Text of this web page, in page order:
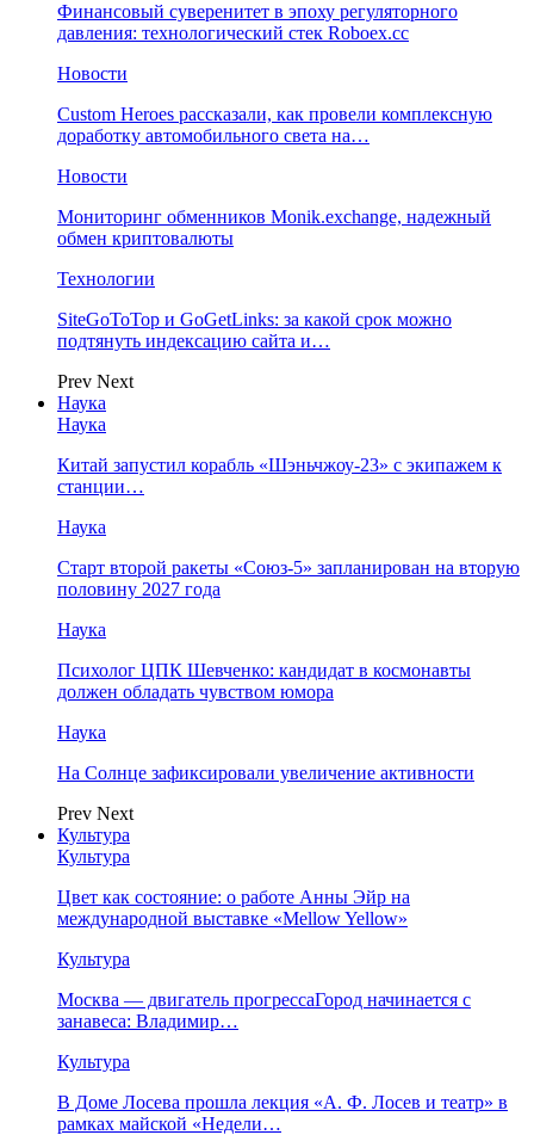
Финансовый суверенитет в эпоху регуляторного
давления: технологический стек Roboex.cc
Новости
Custom Heroes рассказали, как провели комплексную
доработку автомобильного света на…
Новости
Мониторинг обменников Monik.exchange, надежный
обмен криптовалюты
Технологии
SiteGoToTop и GoGetLinks: за какой срок можно
подтянуть индексацию сайта и…
Prev Next
Наука
Наука
Китай запустил корабль «Шэньчжоу-23» с экипажем к
станции…
Наука
Старт второй ракеты «Союз-5» запланирован на вторую
половину 2027 года
Наука
Психолог ЦПК Шевченко: кандидат в космонавты
должен обладать чувством юмора
Наука
На Солнце зафиксировали увеличение активности
Prev Next
Культура
Культура
Цвет как состояние: о работе Анны Эйр на
международной выставке «Mellow Yellow»
Культура
Москва — двигатель прогрессаГород начинается с
занавеса: Владимир…
Культура
В Доме Лосева прошла лекция «А. Ф. Лосев и театр» в
рамках майской «Недели…